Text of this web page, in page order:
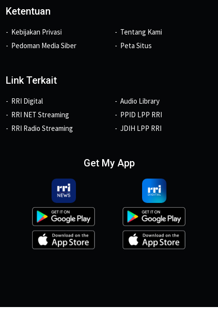
Ketentuan
Kebijakan Privasi
Pedoman Media Siber
Tentang Kami
Peta Situs
Link Terkait
RRI Digital
RRI NET Streaming
RRI Radio Streaming
Audio Library
PPID LPP RRI
JDIH LPP RRI
Get My App